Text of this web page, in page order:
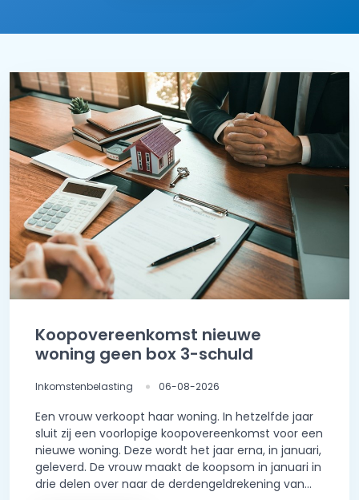
Koopovereenkomst nieuwe
woning geen box 3-schuld
Inkomstenbelasting 06-08-2026
Een vrouw verkoopt haar woning. In hetzelfde jaar
sluit zij een voorlopige koopovereenkomst voor een
nieuwe woning. Deze wordt het jaar erna, in januari,
geleverd. De vrouw maakt de koopsom in januari in
drie delen over naar de derdengeldrekening van...